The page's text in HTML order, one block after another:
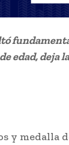
edad, deja
y medalla